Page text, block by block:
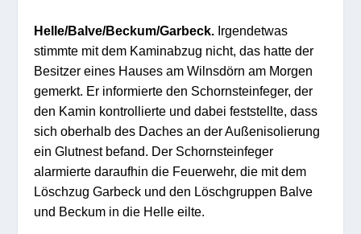
Helle/Balve/Beckum/Garbeck. Irgendetwas
stimmte mit dem Kaminabzug nicht, das hatte der
Besitzer eines Hauses am Wilnsdörn am Morgen
gemerkt. Er informierte den Schornsteinfeger, der
den Kamin kontrollierte und dabei feststellte, dass
sich oberhalb des Daches an der Außenisolierung
ein Glutnest befand. Der Schornsteinfeger
alarmierte daraufhin die Feuerwehr, die mit dem
Löschzug Garbeck und den Löschgruppen Balve
und Beckum in die Helle eilte.